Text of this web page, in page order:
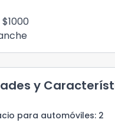
y
para automóviles: 2